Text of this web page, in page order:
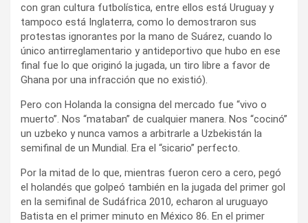
con gran cultura futbolística, entre ellos está Uruguay y
tampoco está Inglaterra, como lo demostraron sus
protestas ignorantes por la mano de Suárez, cuando lo
único antirreglamentario y antideportivo que hubo en ese
final fue lo que originó la jugada, un tiro libre a favor de
Ghana por una infracción que no existió).
Pero con Holanda la consigna del mercado fue “vivo o
muerto”. Nos “mataban” de cualquier manera. Nos “cocinó”
un uzbeko y nunca vamos a arbitrarle a Uzbekistán la
semifinal de un Mundial. Era el “sicario” perfecto.
Por la mitad de lo que, mientras fueron cero a cero, pegó
el holandés que golpeó también en la jugada del primer gol
en la semifinal de Sudáfrica 2010, echaron al uruguayo
Batista en el primer minuto en México 86. En el primer